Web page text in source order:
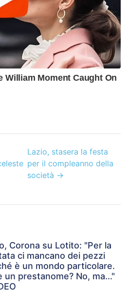
Lazio, stasera la festa
per il compleanno della
società →
Corona su Lotito: "Per la
ci mancano dei pezzi
è un mondo particolare.
un prestanome? No, ma..."